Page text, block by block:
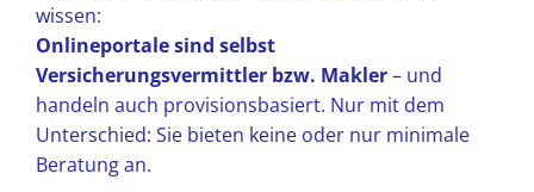
wissen:
Onlineportale sind selbst
Versicherungsvermittler bzw. Makler– und
handeln auch provisionsbasiert. Nur mit dem
Unterschied: Sie bieten keine oder nur minimale
Beratung an.